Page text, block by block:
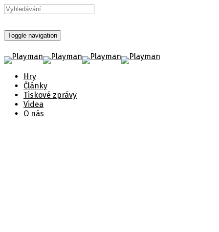
Toggle navigation
Hry
Články
Tiskové zprávy
Videa
O nás